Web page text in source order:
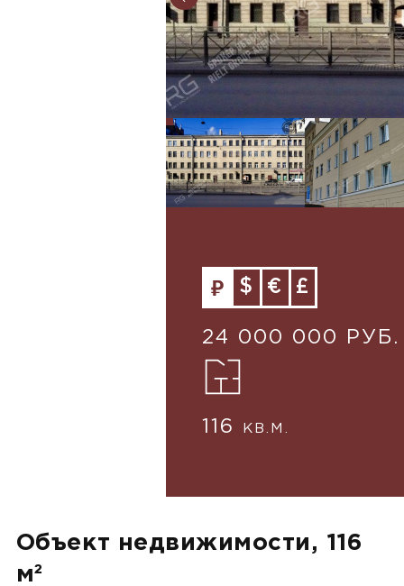
$ € £
24 000 000 РУБ.
116 КВ.М.
Объект недвижимости, 116
м²